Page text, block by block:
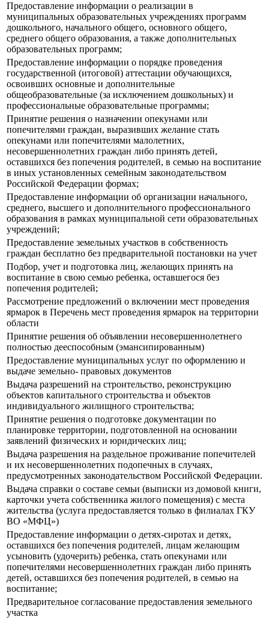
Предоставление информации о реализации в
муниципальных образовательных учреждениях программ
дошкольного, начального общего, основного общего,
среднего общего образования, а также дополнительных
образовательных программ;
Предоставление информации о порядке проведения
государственной (итоговой) аттестации обучающихся,
освоивших основные и дополнительные
общеобразовательные (за исключением дошкольных) и
профессиональные образовательные программы;
Принятие решения о назначении опекунами или
попечителями граждан, выразивших желание стать
опекунами или попечителями малолетних,
несовершеннолетних граждан либо принять детей,
оставшихся без попечения родителей, в семью на воспитание
в иных установленных семейным законодательством
Российской Федерации формах;
Предоставление информации об организации начального,
среднего, высшего и дополнительного профессионального
образования в рамках муниципальной сети образовательных
учреждений;
Предоставление земельных участков в собственность
граждан бесплатно без предварительной постановки на учет
Подбор, учет и подготовка лиц, желающих принять на
воспитание в свою семью ребенка, оставшегося без
попечения родителей;
Рассмотрение предложений о включении мест проведения
ярмарок в Перечень мест проведения ярмарок на территории
области
Принятие решения об объявлении несовершеннолетнего
полностью дееспособным (эмансипированным)
Предоставление муниципальных услуг по оформлению и
выдаче земельно- правовых документов
Выдача разрешений на строительство, реконструкцию
объектов капитального строительства и объектов
индивидуального жилищного строительства;
Принятие решения о подготовке документации по
планировке территории, подготовленной на основании
заявлений физических и юридических лиц;
Выдача разрешения на раздельное проживание попечителей
и их несовершеннолетних подопечных в случаях,
предусмотренных законодательством Российской Федерации.
Выдача справки о составе семьи (выписки из домовой книги,
карточки учета собственника жилого помещения) с места
жительства (услуга предоставляется только в филиалах ГКУ
ВО «МФЦ»)
Предоставление информации о детях-сиротах и детях,
оставшихся без попечения родителей, лицам желающим
усыновить (удочерить) ребенка, стать опекунами или
попечителями несовершеннолетних граждан либо принять
детей, оставшихся без попечения родителей, в семью на
воспитание;
Предварительное согласование предоставления земельного
участка